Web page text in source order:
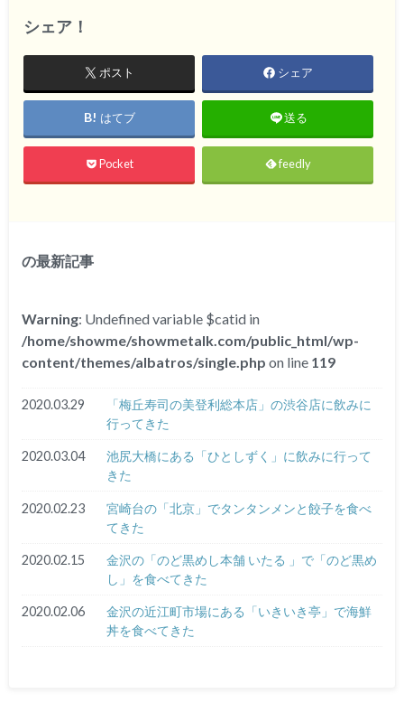
シェア！
ポスト シェア
はてブ 送る
Pocket feedly
の最新記事
Warning: Undefined variable $catid in
/home/showme/showmetalk.com/public_html/wp-
content/themes/albatros/single.php on line 119
2020.03.29
「梅丘寿司の美登利総本店」の渋谷店に飲みに
行ってきた
2020.03.04
池尻大橋にある「ひとしずく」に飲みに行って
きた
2020.02.23
宮崎台の「北京」でタンタンメンと餃子を食べ
てきた
2020.02.15
金沢の「のど黒めし本舗 いたる 」で「のど黒め
し」を食べてきた
2020.02.06
金沢の近江町市場にある「いきいき亭」で海鮮
丼を食べてきた